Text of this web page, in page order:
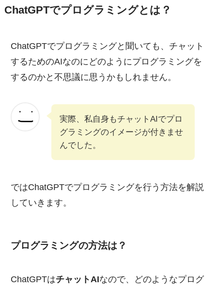
ChatGPTでプログラミングとは？
ChatGPTでプログラミングと聞いても、チャット
するためのAIなのにどのようにプログラミングを
するのかと不思議に思うかもしれません。
実際、私自身もチャットAIでプロ
グラミングのイメージが付きませ
んでした。
ではChatGPTでプログラミングを行う方法を解説
していきます。
プログラミングの方法は？
ChatGPTはチャットAIなので、どのようなプログ